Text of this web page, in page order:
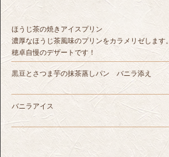
ほうじ茶の焼きアイスプリン
濃厚なほうじ茶風味のプリンをカラメリゼします。
穂卓自慢のデザートです！
黒豆とさつま芋の抹茶蒸しパン バニラ添え
バニラアイス